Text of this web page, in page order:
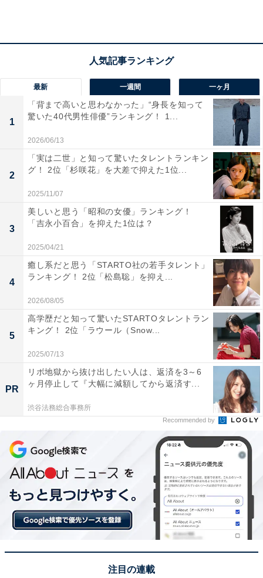
A post shared by 北村匠海 (@take_me_1103)
第3位は、北村匠海さん。ダンスロックバンド「DISH//」
のメンバーとしてアーティスト活動を続けると同時に、
映画やドラマなど多くの話題作に引っ張りだこの俳優で
回答者からは「ドラマでの手話も上手で、子犬感のある
年下役を演じられていますが、他のドラマでは男らしい
アクションも上手かったりで、カメレオン俳優だと思い
ました」「演技力がずば抜けていて、どんな役をしてい
ても北村くんの魅力に引き込まれてしまいます」など、
説得力のある演技を評価するコメントが集まりました。
最新 一週間 一ヶ月
1
「背まで高いと思わなかった」“身長を知って
驚いた40代男性俳優”ランキング！ 1...
2026/06/13
2
「実は二世」と知って驚いたタレントランキン
グ！ 2位「杉咲花」を大差で抑えた1位...
2025/11/07
3
美しいと思う「昭和の女優」ランキング！
「吉永小百合」を抑えた1位は？
2025/04/21
4
癒し系だと思う「STARTO社の若手タレント」
ランキング！ 2位「松島聡」を抑え...
2026/08/05
5
高学歴だと知って驚いたSTARTOタレントラン
キング！ 2位「ラウール（Snow...
2025/07/13
PR
リボ地獄から抜け出したい人は、返済を3～6
ヶ月停止して『大幅に減額してから返済す...
渋谷法務総合事務所
Recommended by
注目の連載